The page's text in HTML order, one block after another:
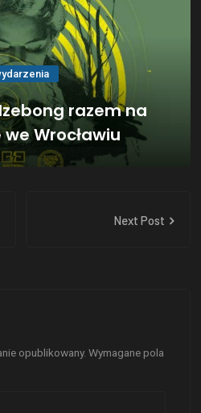
razem na
Wrocławiu
Next Post
opublikowany. Wymagane pola